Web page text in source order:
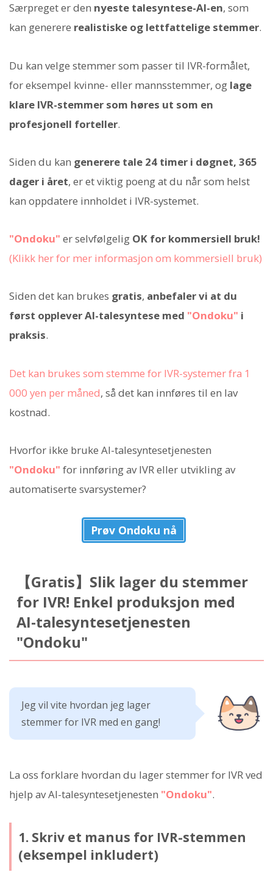
Særpreget er den nyeste talesyntese-AI-en, som
kan generere realistiske og lettfattelige stemmer.
Du kan velge stemmer som passer til IVR-formålet,
for eksempel kvinne- eller mannsstemmer, og lage
klare IVR-stemmer som høres ut som en
profesjonell forteller.
Siden du kan generere tale 24 timer i døgnet, 365
dager i året, er et viktig poeng at du når som helst
kan oppdatere innholdet i IVR-systemet.
"Ondoku" er selvfølgelig OK for kommersiell bruk!
(Klikk her for mer informasjon om kommersiell bruk)
Siden det kan brukes gratis, anbefaler vi at du
først opplever AI-talesyntese med "Ondoku" i
praksis.
Det kan brukes som stemme for IVR-systemer fra 1
000 yen per måned, så det kan innføres til en lav
kostnad.
Hvorfor ikke bruke AI-talesyntesetjenesten
"Ondoku" for innføring av IVR eller utvikling av
automatiserte svarsystemer?
Prøv Ondoku nå
【Gratis】Slik lager du stemmer
for IVR! Enkel produksjon med
AI-talesyntesetjenesten
"Ondoku"
Jeg vil vite hvordan jeg lager
stemmer for IVR med en gang!
La oss forklare hvordan du lager stemmer for IVR ved
hjelp av AI-talesyntesetjenesten "Ondoku".
1. Skriv et manus for IVR-stemmen
(eksempel inkludert)